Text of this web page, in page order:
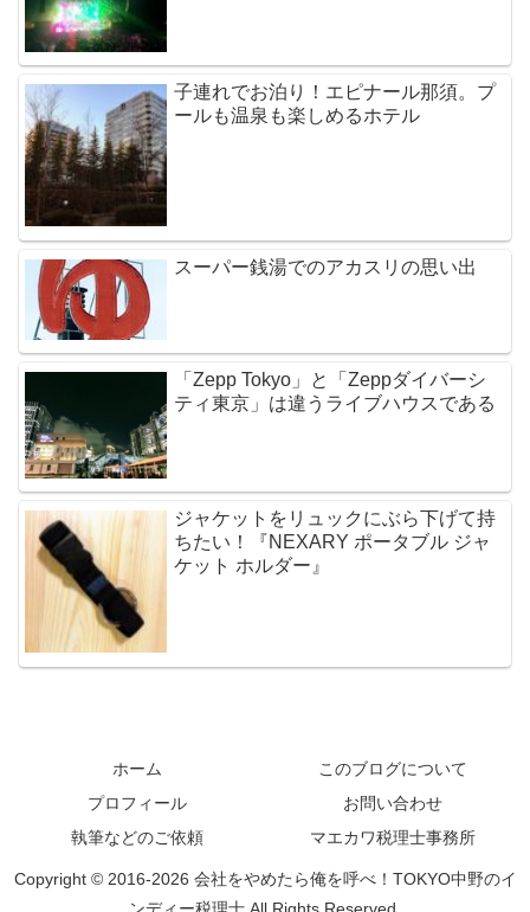
子連れでお泊り！エピナール那須。プ
ールも温泉も楽しめるホテル
スーパー銭湯でのアカスリの思い出
「Zepp Tokyo」と「Zeppダイバーシ
ティ東京」は違うライブハウスである
ジャケットをリュックにぶら下げて持
ちたい！『NEXARY ポータブル ジャ
ケット ホルダー』
ホーム
このブログについて
プロフィール
お問い合わせ
執筆などのご依頼
マエカワ税理士事務所
Copyright © 2016-2026 会社をやめたら俺を呼べ！TOKYO中野のイ